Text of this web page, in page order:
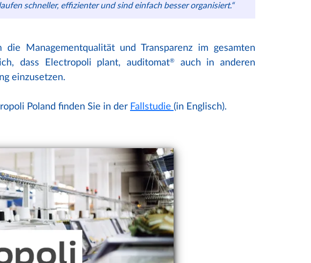
schneller, effizienter und sind einfach besser organisiert.“
Managementqualität und Transparenz im gesamten
dass Electropoli plant, auditomat®auch in anderen
einzusetzen.
Poland finden Sie in der Fallstudie (in Englisch).